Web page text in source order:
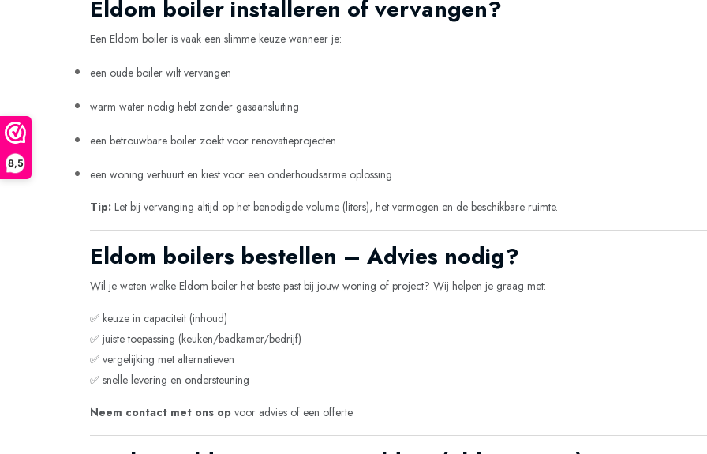
8,5
Eldom boiler installeren of vervangen?
Een Eldom boiler is vaak een slimme keuze wanneer je:
een oude boiler wilt vervangen
warm water nodig hebt zonder gasaansluiting
een betrouwbare boiler zoekt voor renovatieprojecten
een woning verhuurt en kiest voor een onderhoudsarme oplossing
Tip: Let bij vervanging altijd op het benodigde volume (liters), het vermogen en de beschikbare ruimte.
Eldom boilers bestellen – Advies nodig?
Wil je weten welke Eldom boiler het beste past bij jouw woning of project? Wij helpen je graag met:
✅ keuze in capaciteit (inhoud)
✅ juiste toepassing (keuken/badkamer/bedrijf)
✅ vergelijking met alternatieven
✅ snelle levering en ondersteuning
Neem contact met ons op voor advies of een offerte.